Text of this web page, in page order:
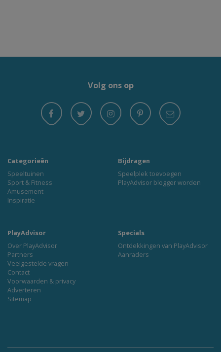
Volg ons op
Categorieën
Speeltuinen
Sport & Fitness
Amusement
Inspiratie
Bijdragen
Speelplek toevoegen
PlayAdvisor blogger worden
PlayAdvisor
Over PlayAdvisor
Partners
Veelgestelde vragen
Contact
Voorwaarden & privacy
Adverteren
Sitemap
Specials
Ontdekkingen van PlayAdvisor
Aanraders